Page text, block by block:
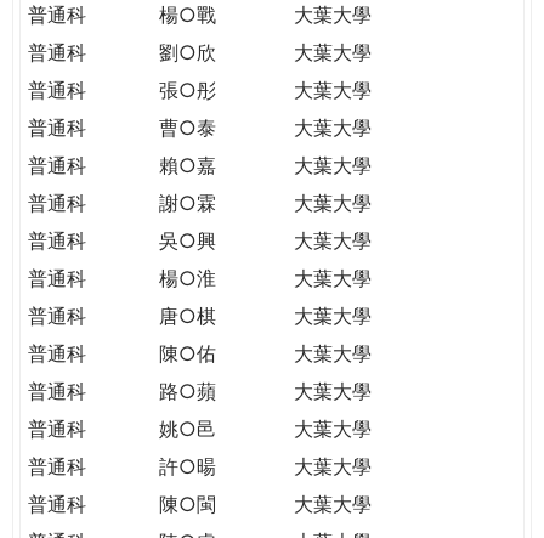
普通科
楊○戰
大葉大學
普通科
劉○欣
大葉大學
普通科
張○彤
大葉大學
普通科
曹○泰
大葉大學
普通科
賴○嘉
大葉大學
普通科
謝○霖
大葉大學
普通科
吳○興
大葉大學
普通科
楊○淮
大葉大學
普通科
唐○棋
大葉大學
普通科
陳○佑
大葉大學
普通科
路○蘋
大葉大學
普通科
姚○邑
大葉大學
普通科
許○暘
大葉大學
普通科
陳○閩
大葉大學